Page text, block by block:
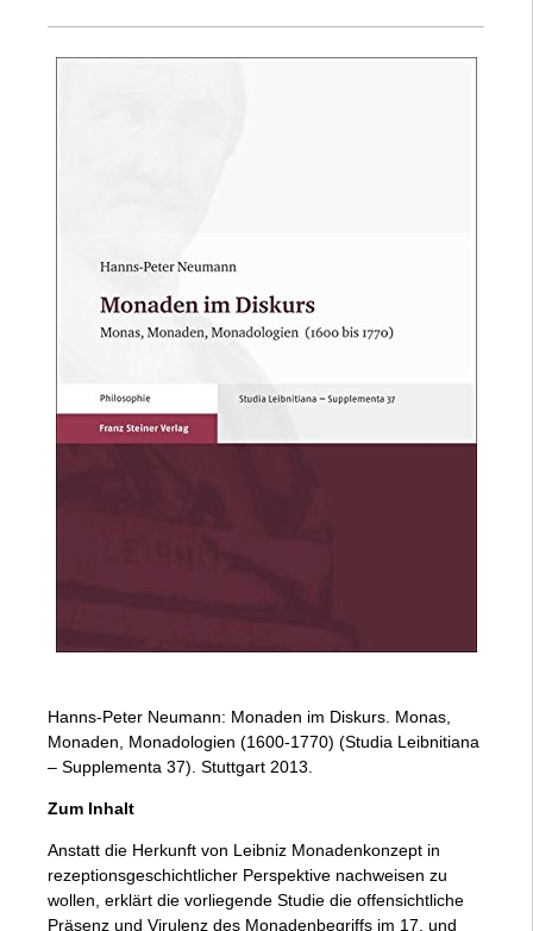
Hanns-Peter Neumann: Monaden im Diskurs. Monas,
Monaden, Monadologien (1600-1770) (Studia Leibnitiana
– Supplementa 37). Stuttgart 2013.
Zum Inhalt
Anstatt die Herkunft von Leibniz Monadenkonzept in
rezeptionsgeschichtlicher Perspektive nachweisen zu
wollen, erklärt die vorliegende Studie die offensichtliche
Präsenz und Virulenz des Monadenbegriffs im 17. und